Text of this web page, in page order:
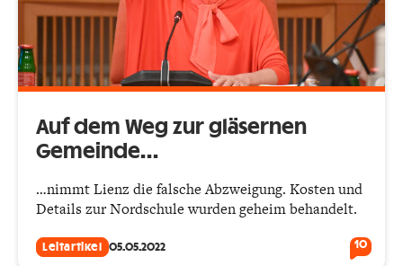
Auf dem Weg zur gläsernen
Gemeinde…
…nimmt Lienz die falsche Abzweigung. Kosten und
Details zur Nordschule wurden geheim behandelt.
Leitartikel 05.05.2022 10